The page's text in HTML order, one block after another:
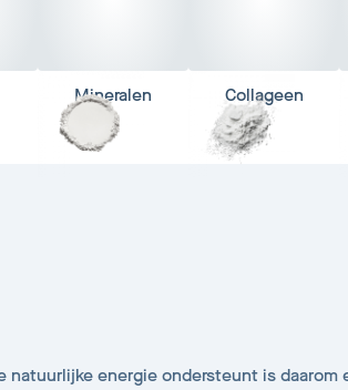
Mineralen Collageen
natuurlijke energie ondersteunt is daarom